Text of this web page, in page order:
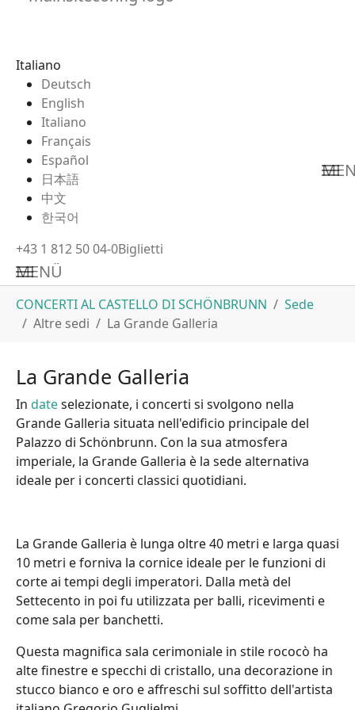
Italiano
Deutsch
English
Italiano
Français
Español
日本語
中文
한국어
+43 1 812 50 04-0Biglietti
MENÜ
CONCERTI AL CASTELLO DI SCHÖNBRUNN
Sede
Altre sedi
La Grande Galleria
La Grande Galleria
In dateselezionate, i concerti si svolgono nella
Grande Galleria situata nell'edificio principale del
Palazzo di Schönbrunn. Con la sua atmosfera
imperiale, la Grande Galleria è la sede alternativa
ideale per i concerti classici quotidiani.
La Grande Galleria è lunga oltre 40 metri e larga quasi
10 metri e forniva la cornice ideale per le funzioni di
corte ai tempi degli imperatori. Dalla metà del
Settecento in poi fu utilizzata per balli, ricevimenti e
come sala per banchetti.
Questa magnifica sala cerimoniale in stile rococò ha
alte finestre e specchi di cristallo, una decorazione in
stucco bianco e oro e affreschi sul soffitto dell'artista